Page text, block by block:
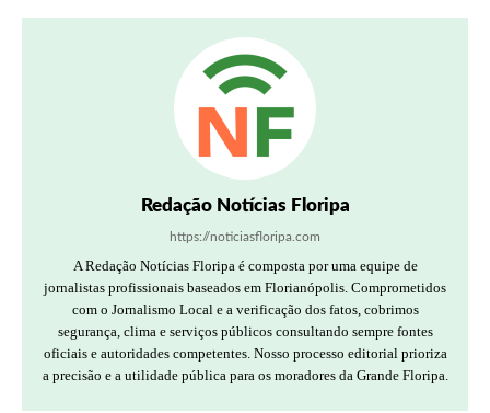
Redação Notícias Floripa
https://noticiasfloripa.com
A Redação Notícias Floripa é composta por uma equipe de
jornalistas profissionais baseados em Florianópolis. Comprometidos
com o Jornalismo Local e a verificação dos fatos, cobrimos
segurança, clima e serviços públicos consultando sempre fontes
oficiais e autoridades competentes. Nosso processo editorial prioriza
a precisão e a utilidade pública para os moradores da Grande Floripa.